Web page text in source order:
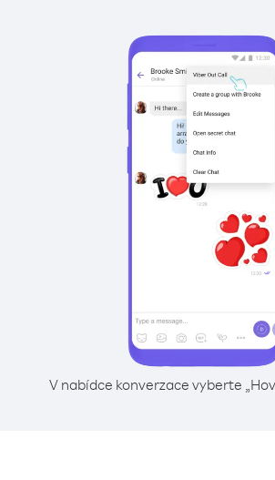
V nabídce konverzace vyberte